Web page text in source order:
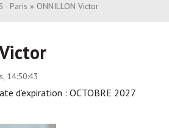
- Paris » ONNILLON Victor
14:50:43
d’expiration : OCTOBRE 2027